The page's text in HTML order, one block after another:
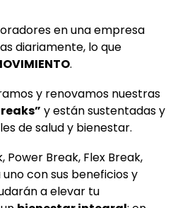
en una empresa
diariamente, lo que
.
y renovamos nuestras
y están sustentadas y
de salud y bienestar.
Break, Flex Break,
con sus beneficios y
a elevar tu